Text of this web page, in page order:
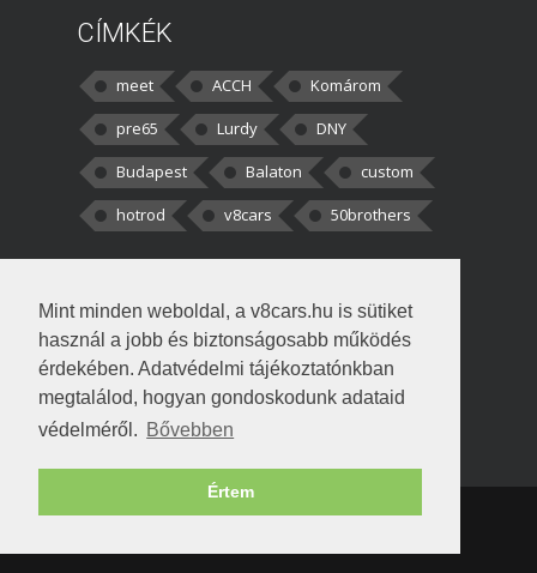
Mint minden weboldal, a v8cars.hu is sütiket
használ a jobb és biztonságosabb működés
érdekében. Adatvédelmi tájékoztatónkban
megtalálod, hogyan gondoskodunk adataid
védelméről. Bővebben
Értem
CÍMKÉK
meet ACCH
Komárom
pre65
Lurdy
DNY
Budapest
Balaton
custom
hotrod
v8cars 50brothers
kortisz:Elszúrtam! Én csak két
darabbaal számoltam. Nem tudtam, hogy fél autót,
Béke:
!fasza Örültem is nagyon, amikor
Copyright © 1998-2026 v8cars.huT|Szerzői jogok